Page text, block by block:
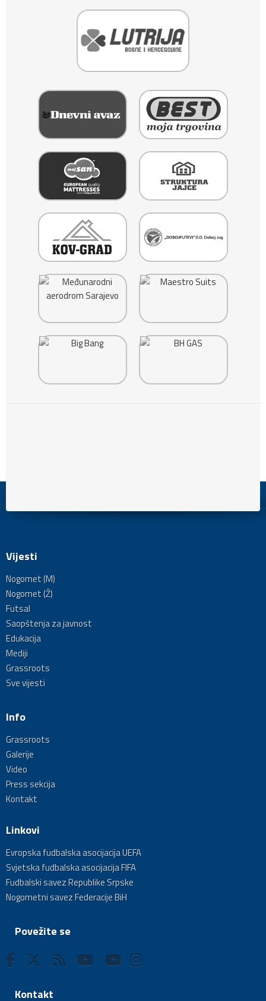
Vijesti
Nogomet (M)
Nogomet (Ž)
Futsal
Saopštenja za javnost
Edukacija
Mediji
Grassroots
Sve vijesti
Info
Grassroots
Galerije
Video
Press sekcija
Kontakt
Linkovi
Evropska fudbalska asocijacija UEFA
Svjetska fudbalska asocijacija FIFA
Fudbalski savez Republike Srpske
Nogometni savez Federacije BiH
Povežite se
Kontakt